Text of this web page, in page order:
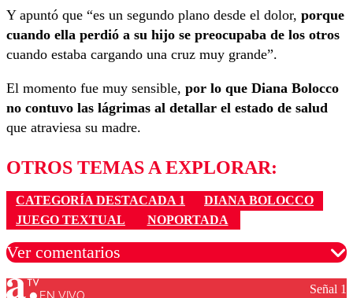
Y apuntó que “es un segundo plano desde el dolor, porque
cuando ella perdió a su hijo se preocupaba de los otros
cuando estaba cargando una cruz muy grande”.
El momento fue muy sensible, por lo que Diana Bolocco
no contuvo las lágrimas al detallar el estado de salud
que atraviesa su madre.
OTROS TEMAS A EXPLORAR:
CATEGORÍA DESTACADA 1
DIANA BOLOCCO
JUEGO TEXTUAL
NOPORTADA
Ver comentarios
EN VIVO Señal 1